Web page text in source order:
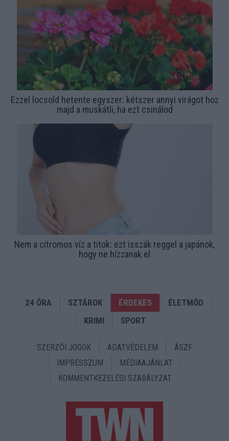
Ezzel locsold hetente egyszer: kétszer annyi virágot hoz
majd a muskátli, ha ezt csinálod
Nem a citromos víz a titok: ezt isszák reggel a japánok,
hogy ne hízzanak el
24 ÓRA SZTÁROK ÉRDEKES
ÉLETMÓD
KRIMI
SPORT
SZERZŐI JOGOK ADATVÉDELEM
ÁSZF
IMPRESSZUM
MÉDIAAJÁNLAT
KOMMENTKEZELÉSI SZABÁLYZAT